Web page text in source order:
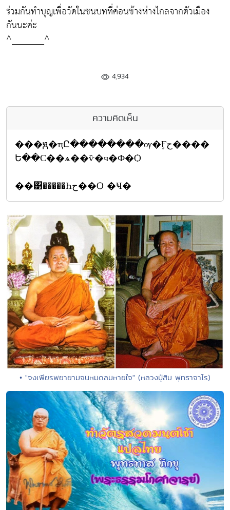
ร่วมกันทำบุญเพื่อวัดในชนบทที่ค่อนข้างห่างไกลจากตัวเมือง
กันนะค่ะ
^_______^
4,934
ความคิดเห็น
���ԭ�ҵԸ��������ѹ�Ӻح����
Ե��С��ѧ��ѷ�ҹ�Ф�Ѻ
��͹�����Һح��Ѻ �Ҹ�
• "จงเพียรพยายามจนหมดลมหายใจ" (หลวงปู่สิม พุทธาจาโร)